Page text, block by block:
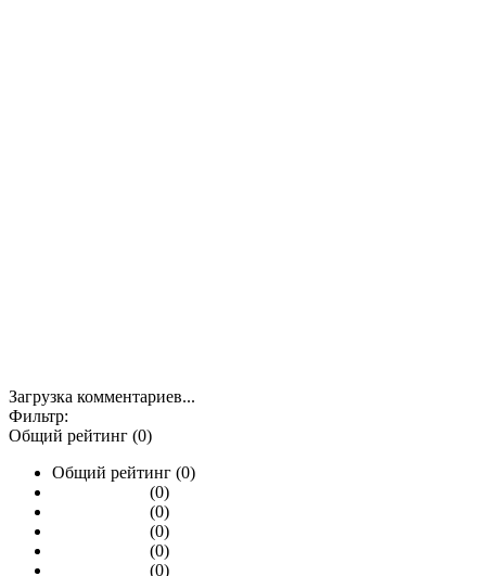
Загрузка комментариев...
Фильтр:
Общий рейтинг (0)
Общий рейтинг (0)
(0)
(0)
(0)
(0)
(0)